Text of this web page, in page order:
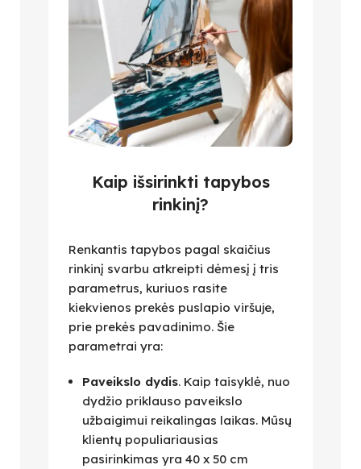
Kaip išsirinkti tapybos
rinkinį?
Renkantis tapybos pagal skaičius
rinkinį svarbu atkreipti dėmesį į tris
parametrus, kuriuos rasite
kiekvienos prekės puslapio viršuje,
prie prekės pavadinimo. Šie
parametrai yra:
Paveikslo dydis. Kaip taisyklė, nuo
dydžio priklauso paveikslo
užbaigimui reikalingas laikas. Mūsų
klientų populiariausias
pasirinkimas yra 40 x 50 cm